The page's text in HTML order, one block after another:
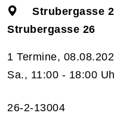
Strubergasse
Strubergasse 26
1 Termine,
Sa., 11:00 - 18:00
26-2-13004